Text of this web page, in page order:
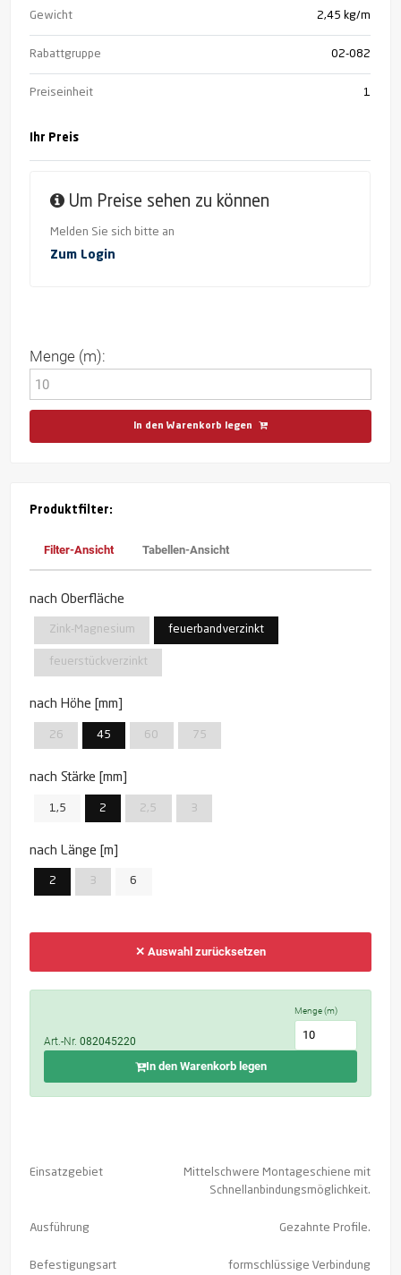
Gewicht 2,45 kg/m
Rabattgruppe 02-082
Preiseinheit 1
Ihr Preis
Um Preise sehen zu können
Melden Sie sich bitte an
Zum Login
Menge (m):
In den Warenkorb legen
Produktfilter:
Filter-Ansicht Tabellen-Ansicht
nach Oberfläche
Zink-Magnesium feuerbandverzinkt
feuerstückverzinkt
nach Höhe [mm]
26 45 60 75
nach Stärke [mm]
1,5 2 2,5 3
nach Länge [m]
2 3 6
✕ Auswahl zurücksetzen
Art.-Nr.082045220
Menge (m)
In den Warenkorb legen
Einsatzgebiet
Mittelschwere Montageschiene mit
Schnellanbindungsmöglichkeit.
Ausführung Gezahnte Profile.
Befestigungsart formschlüssige Verbindung